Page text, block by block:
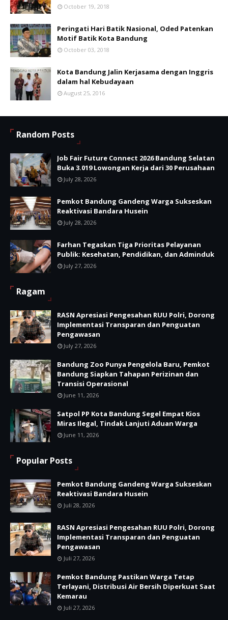
October 19, 2018
Peringati Hari Batik Nasional, Oded Patenkan
Motif Batik Kota Bandung
October 03, 2018
Kota Bandung Jalin Kerjasama dengan Inggris
dalam hal Kebudayaan
August 25, 2016
Random Posts
Job Fair Future Connect 2026 Bandung Selatan
Buka 3.019 Lowongan Kerja dari 30 Perusahaan
July 28, 2026
Pemkot Bandung Gandeng Warga Sukseskan
Reaktivasi Bandara Husein
July 28, 2026
Farhan Tegaskan Tiga Prioritas Pelayanan
Publik: Kesehatan, Pendidikan, dan Adminduk
July 27, 2026
Ragam
RASN Apresiasi Pengesahan RUU Polri, Dorong
Implementasi Transparan dan Penguatan
Pengawasan
July 27, 2026
Bandung Zoo Punya Pengelola Baru, Pemkot
Bandung Siapkan Tahapan Perizinan dan
Transisi Operasional
June 11, 2026
Satpol PP Kota Bandung Segel Empat Kios
Miras Ilegal, Tindak Lanjuti Aduan Warga
June 11, 2026
Popular Posts
Pemkot Bandung Gandeng Warga Sukseskan
Reaktivasi Bandara Husein
Juli 28, 2026
RASN Apresiasi Pengesahan RUU Polri, Dorong
Implementasi Transparan dan Penguatan
Pengawasan
Juli 27, 2026
Pemkot Bandung Pastikan Warga Tetap
Terlayani, Distribusi Air Bersih Diperkuat Saat
Kemarau
Juli 27, 2026